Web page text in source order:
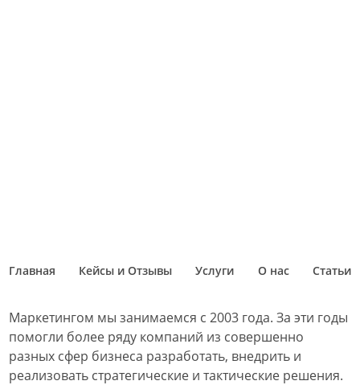
Главная Кейсы и Отзывы Услуги О нас Статьи
Маркетингом мы занимаемся с 2003 года. За эти годы
помогли более ряду компаний из совершенно
разных сфер бизнеса разработать, внедрить и
реализовать стратегические и тактические решения.